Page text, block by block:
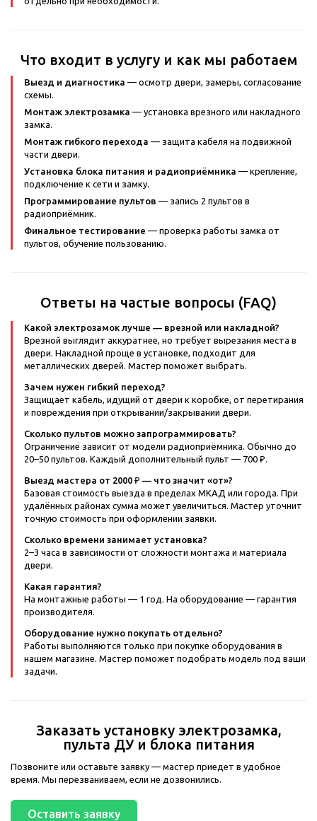
Что входит в услугу и как мы работаем
Выезд и диагностика — осмотр двери, замеры, согласование
схемы.
Монтаж электрозамка — установка врезного или накладного
замка.
Монтаж гибкого перехода — защита кабеля на подвижной
части двери.
Установка блока питания и радиоприёмника — крепление,
подключение к сети и замку.
Программирование пультов — запись 2 пультов в
радиоприёмник.
Финальное тестирование — проверка работы замка от
пультов, обучение пользованию.
Ответы на частые вопросы (FAQ)
Какой электрозамок лучше — врезной или накладной?
Врезной выглядит аккуратнее, но требует вырезания места в
двери. Накладной проще в установке, подходит для
металлических дверей. Мастер поможет выбрать.
Зачем нужен гибкий переход?
Защищает кабель, идущий от двери к коробке, от перетирания
и повреждения при открывании/закрывании двери.
Сколько пультов можно запрограммировать?
Ограничение зависит от модели радиоприёмника. Обычно до
20–50 пультов. Каждый дополнительный пульт — 700 ₽.
Выезд мастера от 2000 ₽ — что значит «от»?
Базовая стоимость выезда в пределах МКАД или города. При
удалённых районах сумма может увеличиться. Мастер уточнит
точную стоимость при оформлении заявки.
Сколько времени занимает установка?
2–3 часа в зависимости от сложности монтажа и материала
двери.
Какая гарантия?
На монтажные работы — 1 год. На оборудование — гарантия
производителя.
Оборудование нужно покупать отдельно?
Работы выполняются только при покупке оборудования в
нашем магазине. Мастер поможет подобрать модель под ваши
задачи.
Заказать установку электрозамка,
пульта ДУ и блока питания
Позвоните или оставьте заявку — мастер приедет в удобное
время. Мы перезваниваем, если не дозвонились.
Оставить заявку